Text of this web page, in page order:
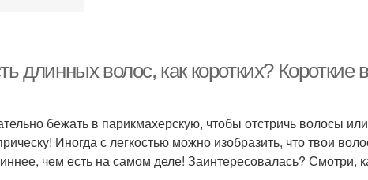
длинных волос, как коротких? Короткие
бежать в парикмахерскую, чтобы отстричь волосы
Иногда с легкостью можно изобразить, что твои
чем есть на самом деле! Заинтересовалась? Смотри,